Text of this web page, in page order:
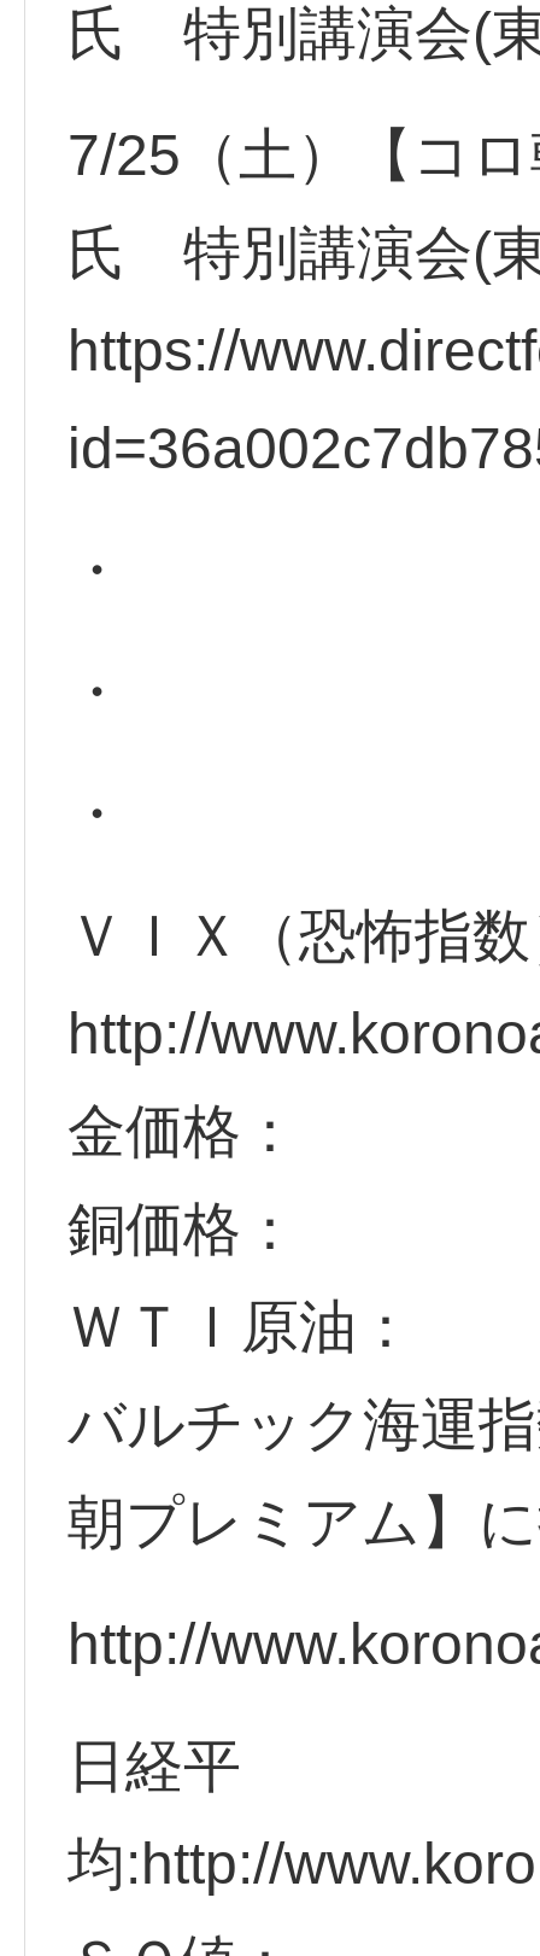
氏 特別講演会(
7/25（土）【コ
氏 特別講演会(
https://
・
・
・
ＶＩＸ（恐怖指
http://
金価格：
銅価格：
ＷＴＩ原油：
バルチック海運
朝プレミアム】
http://
日経平
均:http://